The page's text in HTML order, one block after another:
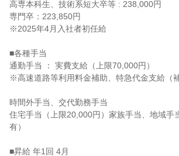
高専本科生、技術系短大卒等 : 238,000円
専門卒：223,850円
※2025年4月入社者初任給
■各種手当
通勤手当 ： 実費支給（上限70,000円）
※高速道路等利用料金補助、特急代金支給（
時間外手当、交代勤務手当
住宅手当（上限20,000円）家族手当、地域手
有）
■昇給 年1回 4月